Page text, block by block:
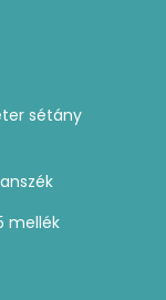
sétány
mellék